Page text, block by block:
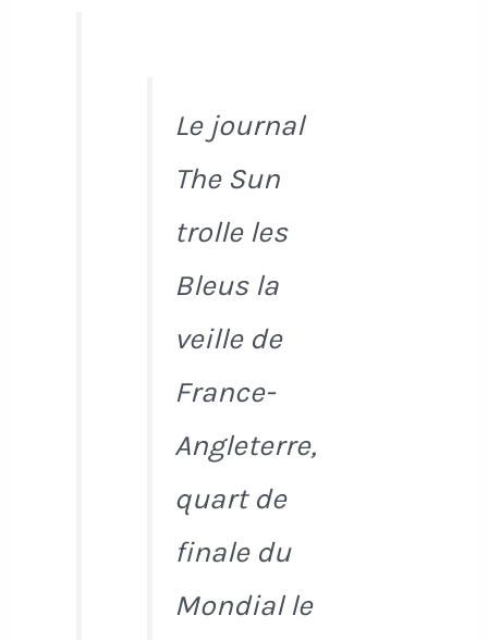
Le journal
The Sun
trolle les
Bleus la
veille de
France-
Angleterre,
quart de
finale du
Mondial le